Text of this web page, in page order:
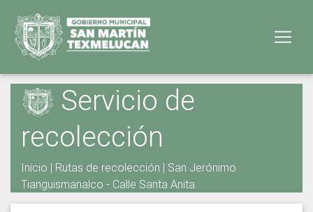
Servicio de
recolección
Inicio | Rutas de recolección | San Jerónimo
Tianguismanalco - Calle Santa Anita